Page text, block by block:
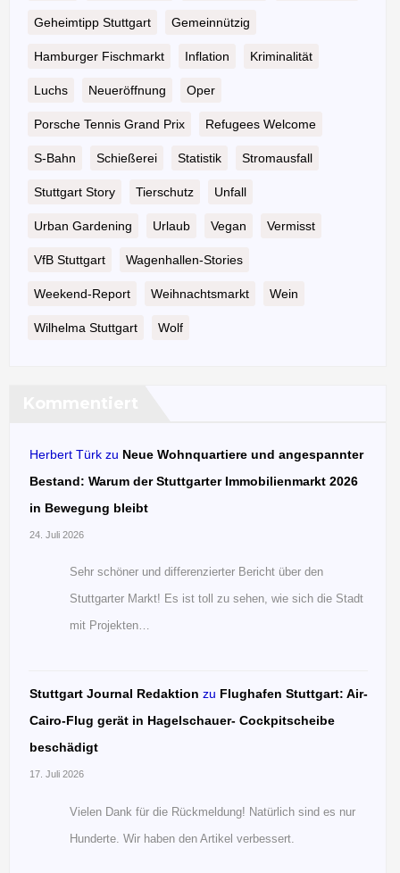
Geheimtipp Stuttgart Gemeinnützig
Hamburger Fischmarkt Inflation Kriminalität
Luchs Neueröffnung Oper
Porsche Tennis Grand Prix Refugees Welcome
S-Bahn Schießerei Statistik Stromausfall
Stuttgart Story Tierschutz Unfall
Urban Gardening Urlaub Vegan Vermisst
VfB Stuttgart Wagenhallen-Stories
Weekend-Report Weihnachtsmarkt Wein
Wilhelma Stuttgart Wolf
Herbert Türk zu Neue Wohnquartiere und angespannter
Bestand: Warum der Stuttgarter Immobilienmarkt 2026
in Bewegung bleibt
24. Juli 2026
Sehr schöner und differenzierter Bericht über den
Stuttgarter Markt! Es ist toll zu sehen, wie sich die Stadt
mit Projekten…
Stuttgart Journal Redaktion zu Flughafen Stuttgart: Air-
Cairo-Flug gerät in Hagelschauer- Cockpitscheibe
beschädigt
17. Juli 2026
Vielen Dank für die Rückmeldung! Natürlich sind es nur
Hunderte. Wir haben den Artikel verbessert.